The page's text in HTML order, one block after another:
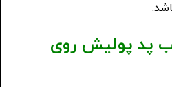
پد پولیش روی